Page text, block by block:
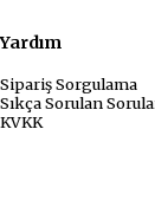
Sipariş Sorgulama
Sıkça Sorulan
KVKK